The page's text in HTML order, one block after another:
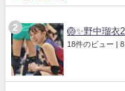
🏐✨野中瑠衣
18件のビュー